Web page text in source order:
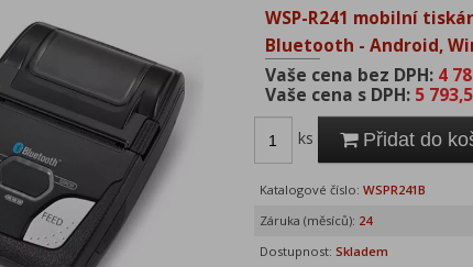
WSP-R241 mobilní
Bluetooth - Android,
Vaše cena bez DPH: 4
Vaše cena s DPH: 5
ks Přidat do
Katalogové číslo: WSPR241B
Záruka (měsíců): 24
Dostupnost: Skladem